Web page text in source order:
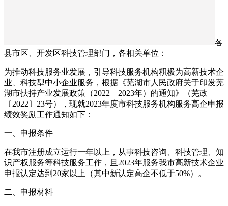
各
县市区、开发区科技管理部门，各相关单位：
为推动科技服务业发展，引导科技服务机构积极为高新技术企
业、科技型中小企业服务，根据《芜湖市人民政府关于印发芜
湖市扶持产业发展政策（2022—2023年）的通知》（芜政
〔2022〕23号），现就2023年度市科技服务机构服务高企申报
绩效奖励工作通知如下：
一、申报条件
在我市注册成立运行一年以上，从事科技咨询、科技管理、知
识产权服务等科技服务工作，且2023年服务我市高新技术企业
申报认定达到20家以上（其中新认定高企不低于50%）。
二、申报材料